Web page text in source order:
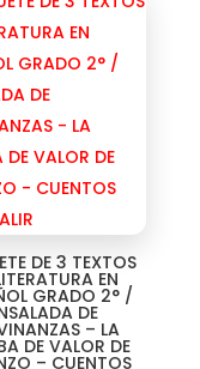
DE 3 TEXTOS
EN
GRADO 2° /
DE
– LA
DE VALOR DE
– CUENTOS